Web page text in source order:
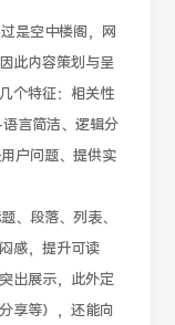
是空中楼阁，网
此内容策划与呈
个特征：相关性
言简洁、逻辑分
户问题、提供实
、段落、列表、
感，提升可读
出展示，此外定
享等），还能向